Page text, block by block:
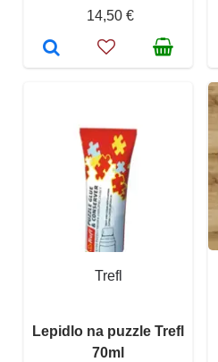
14,50 €
Trefl
Lepidlo na puzzle Trefl
70ml